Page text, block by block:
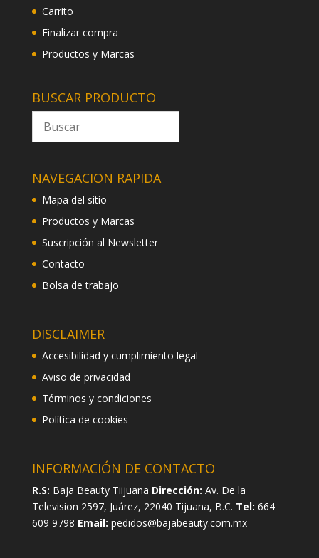
Carrito
Finalizar compra
Productos y Marcas
BUSCAR PRODUCTO
NAVEGACION RAPIDA
Mapa del sitio
Productos y Marcas
Suscripción al Newsletter
Contacto
Bolsa de trabajo
DISCLAIMER
Accesibilidad y cumplimiento legal
Aviso de privacidad
Términos y condiciones
Política de cookies
INFORMACIÓN DE CONTACTO
R.S: Baja Beauty Tiijuana Dirección: Av. De la
Television 2597, Juárez, 22040 Tijuana, B.C. Tel: 664
609 9798 Email: pedidos@bajabeauty.com.mx